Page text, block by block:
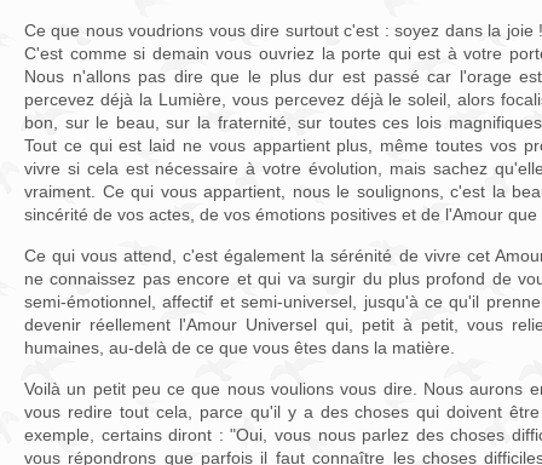
Ce que nous voudrions vous dire surtout c'est : soyez dans la
C'est comme si demain vous ouvriez la porte qui est à votre
Nous n'allons pas dire que le plus dur est passé car l'orage
percevez déjà la Lumière, vous percevez déjà le soleil, alors
bon, sur le beau, sur la fraternité, sur toutes ces lois
Tout ce qui est laid ne vous appartient plus, même toutes vos
vivre si cela est nécessaire à votre évolution, mais sachez
vraiment. Ce qui vous appartient, nous le soulignons, c'est la
sincérité de vos actes, de vos émotions positives et de l'Amour
Ce qui vous attend, c'est également la sérénité de vivre cet
ne connaissez pas encore et qui va surgir du plus profond de
semi-émotionnel, affectif et semi-universel, jusqu'à ce qu'il
devenir réellement l'Amour Universel qui, petit à petit, vous
humaines, au-delà de ce que vous êtes dans la matière.
Voilà un petit peu ce que nous voulions vous dire. Nous aurons
vous redire tout cela, parce qu'il y a des choses qui doivent
exemple, certains diront : "Oui, vous nous parlez des choses
vous répondrons que parfois il faut connaître les choses